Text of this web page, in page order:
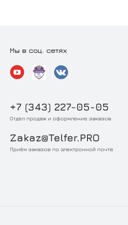
Мы в соц. сетях
+7 (343) 227-05-05
Отдел продаж и оформление заказов
Zakaz@Telfer.PRO
Приём заказов по электронной почте